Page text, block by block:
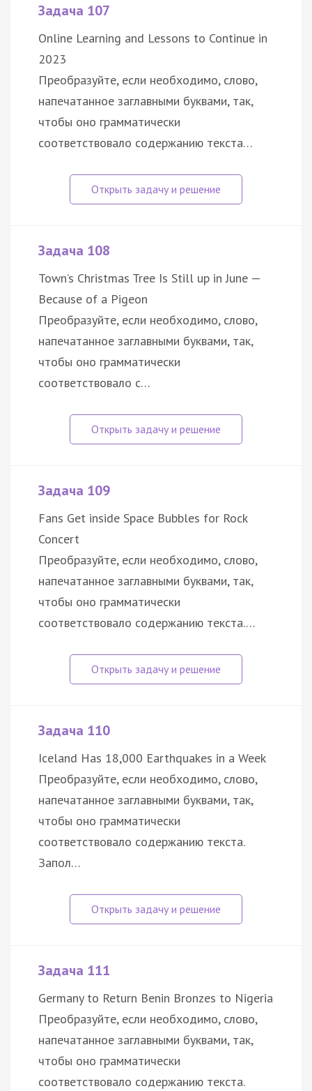
Задача 107
Online Learning and Lessons to Continue in
2023
Преобразуйте, если необходимо, слово,
напечатанное заглавными буквами, так,
чтобы оно грамматически
соответствовало содержанию текста…
Задача 108
Town’s Christmas Tree Is Still up in June —
Because of a Pigeon
Преобразуйте, если необходимо, слово,
напечатанное заглавными буквами, так,
чтобы оно грамматически
соответствовало с…
Задача 109
Fans Get inside Space Bubbles for Rock
Concert
Преобразуйте, если необходимо, слово,
напечатанное заглавными буквами, так,
чтобы оно грамматически
соответствовало содержанию текста.…
Задача 110
Iceland Has 18,000 Earthquakes in a Week
Преобразуйте, если необходимо, слово,
напечатанное заглавными буквами, так,
чтобы оно грамматически
соответствовало содержанию текста.
Запол…
Задача 111
Germany to Return Benin Bronzes to Nigeria
Преобразуйте, если необходимо, слово,
напечатанное заглавными буквами, так,
чтобы оно грамматически
соответствовало содержанию текста.